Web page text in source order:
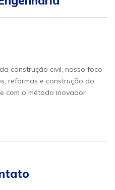
construção civil, nosso foco
reformas e construção do
com o método inovador